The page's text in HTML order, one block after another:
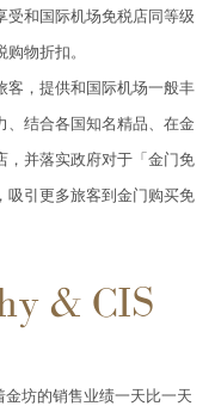
受和国际机场免税店同等级
物折扣。
客，提供和国际机场一般丰
、结合各国知名精品、在金
，并落实政府对于「金门免
吸引更多旅客到金门购买免
& CIS
坊的销售业绩一天比一天